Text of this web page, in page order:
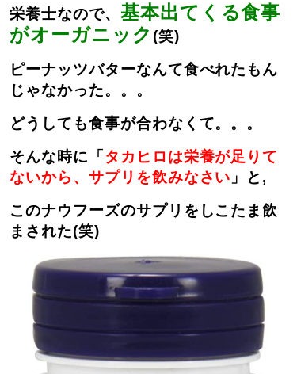
栄養士なので、 基本出てくる食事
がオーガニック (笑)
ピーナッツバターなんて食べれたもん
じゃなかった。。。
どうしても食事が合わなくて。。。
そんな時に「タカヒロは栄養が足りて
ないから、サプリを飲みなさい 」と,
このナウフーズのサプリをしこたま飲
まされた(笑)